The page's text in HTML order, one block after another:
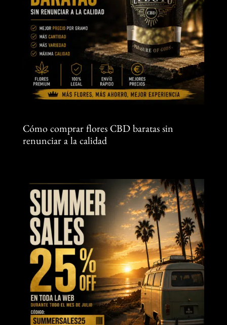
Cómo comprar flores CBD baratas sin
renunciar a la calidad